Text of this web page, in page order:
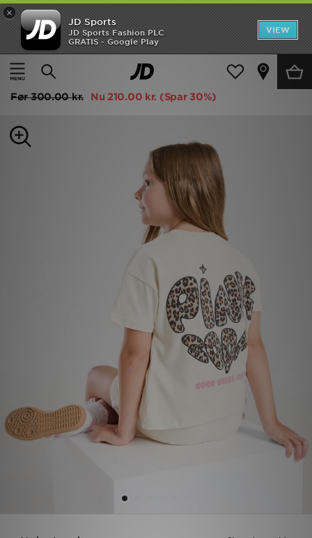
×
JD Sports
JD Sports Fashion PLC
GRATIS - Google Play
VIEW
Hjem
Børn Børnetøj (3-7 År)
Pink Soda Sport Girls' Leopard T-Shirt/Shorts Set Children
Før300.00 kr. Nu 210.00 kr. (Spar 30%)
Hjem
Udsalg
Damer
Mine beskeder
Hjælp & information